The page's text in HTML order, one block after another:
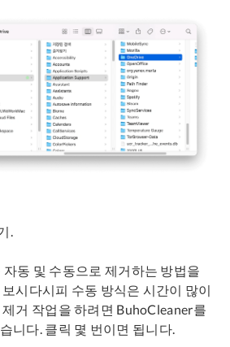
.
동 및 수동으로 제거하는 방법을
시다시피 수동 방식은 시간이 많이
거 작업을 하려면 BuhoCleaner를
니다. 클릭 몇 번이면 됩니다.